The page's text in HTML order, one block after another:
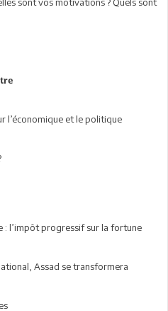
l’économique et le politique
: l’impôt progressif sur la fortune
Assad se transformera